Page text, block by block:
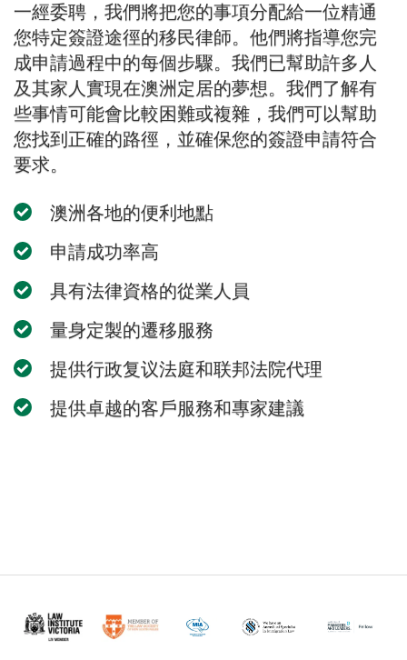
一經委聘，我們將把您的事項分配給一位精通
您特定簽證途徑的移民律師。他們將指導您完
成申請過程中的每個步驟。我們已幫助許多人
及其家人實現在澳洲定居的夢想。我們了解有
些事情可能會比較困難或複雜，我們可以幫助
您找到正確的路徑，並確保您的簽證申請符合
要求。
澳洲各地的便利地點
申請成功率高
具有法律資格的從業人員
量身定製的遷移服務
提供行政复议法庭和联邦法院代理
提供卓越的客戶服務和專家建議